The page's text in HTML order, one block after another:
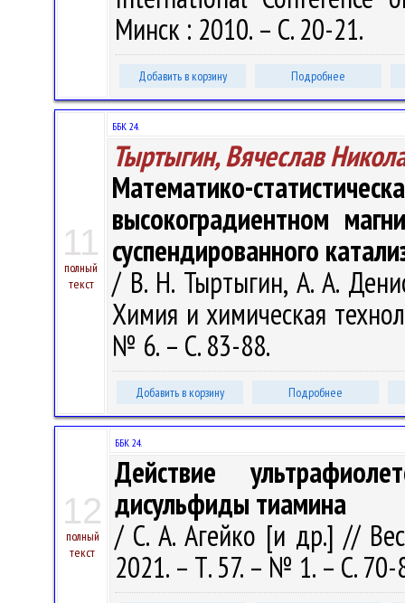
Минск : 2010. – С. 20-21.
Добавить в корзину Подробнее
11
полный
текст
ББК 24.
Тыртыгин, Вячеслав
Математико-
высокоградиентном
суспендированного
/ В. Н. Тыртыгин, А. А.
Химия и химическая
№ 6. – С. 83-88.
Добавить в корзину Подробнее
12
полный
текст
ББК 24.
Действие
дисульфиды тиамина
/ С. А. Агейко [и др.] //
2021. – Т. 57. – № 1. – С.